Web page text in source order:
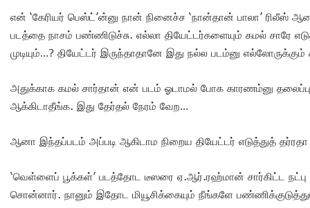
என் ‘கேரியர் பெஸ்ட்’ன்னு நான் நினைச்ச ‘நான்தான் பாலா’ ரிலீஸ்
படத்தை நாசம் பண்ணிடுச்சு. எல்லா தியேட்டர்களையும் கமல் சாரே
முடியும்…? தியேட்டர் இருந்தாதானே இது நல்ல படம்னு எல்லோருக்கும்
அதுக்காக கமல் சார்தான் என் படம் ஓடாமல் போக காரணம்னு
ஆக்கிடாதீங்க. இது தேர்தல் நேரம் வேற…
ஆனா இந்தப்படம் அப்படி ஆகிடாம நிறைய தியேட்டர் எடுத்துத் தர்ரதா
‘வெள்ளைப் பூக்கள்’ படத்தோட டீஸரை ஏ.ஆர்.ரஹ்மான் சார்கிட்ட நட்பு
சொன்னார். நானும் இதோட மியூசிக்கையும் நீங்களே